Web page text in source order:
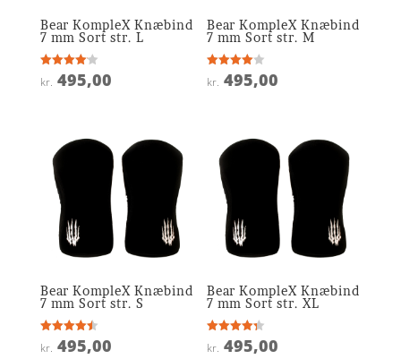
Bear KompleX Knæbind
7 mm Sort str. L
Vurderet
4.1
kr. 495,00
Bear KompleX Knæbind
7 mm Sort str. M
Vurderet
4
kr. 495,00
Bear KompleX Knæbind
7 mm Sort str. S
Vurderet
4.5
kr. 495,00
Bear KompleX Knæbind
7 mm Sort str. XL
Vurderet
4.3
kr. 495,00